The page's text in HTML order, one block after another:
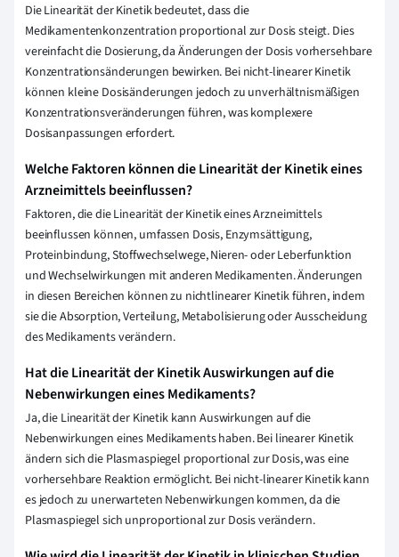
Die Linearität der Kinetik bedeutet, dass die
Medikamentenkonzentration proportional zur Dosis steigt. Dies
vereinfacht die Dosierung, da Änderungen der Dosis vorhersehbare
Konzentrationsänderungen bewirken. Bei nicht-linearer Kinetik
können kleine Dosisänderungen jedoch zu unverhältnismäßigen
Konzentrationsveränderungen führen, was komplexere
Dosisanpassungen erfordert.
Welche Faktoren können die Linearität der Kinetik eines
Arzneimittels beeinflussen?
Faktoren, die die Linearität der Kinetik eines Arzneimittels
beeinflussen können, umfassen Dosis, Enzymsättigung,
Proteinbindung, Stoffwechselwege, Nieren- oder Leberfunktion
und Wechselwirkungen mit anderen Medikamenten. Änderungen
in diesen Bereichen können zu nichtlinearer Kinetik führen, indem
sie die Absorption, Verteilung, Metabolisierung oder Ausscheidung
des Medikaments verändern.
Hat die Linearität der Kinetik Auswirkungen auf die
Nebenwirkungen eines Medikaments?
Ja, die Linearität der Kinetik kann Auswirkungen auf die
Nebenwirkungen eines Medikaments haben. Bei linearer Kinetik
ändern sich die Plasmaspiegel proportional zur Dosis, was eine
vorhersehbare Reaktion ermöglicht. Bei nicht-linearer Kinetik kann
es jedoch zu unerwarteten Nebenwirkungen kommen, da die
Plasmaspiegel sich unproportional zur Dosis verändern.